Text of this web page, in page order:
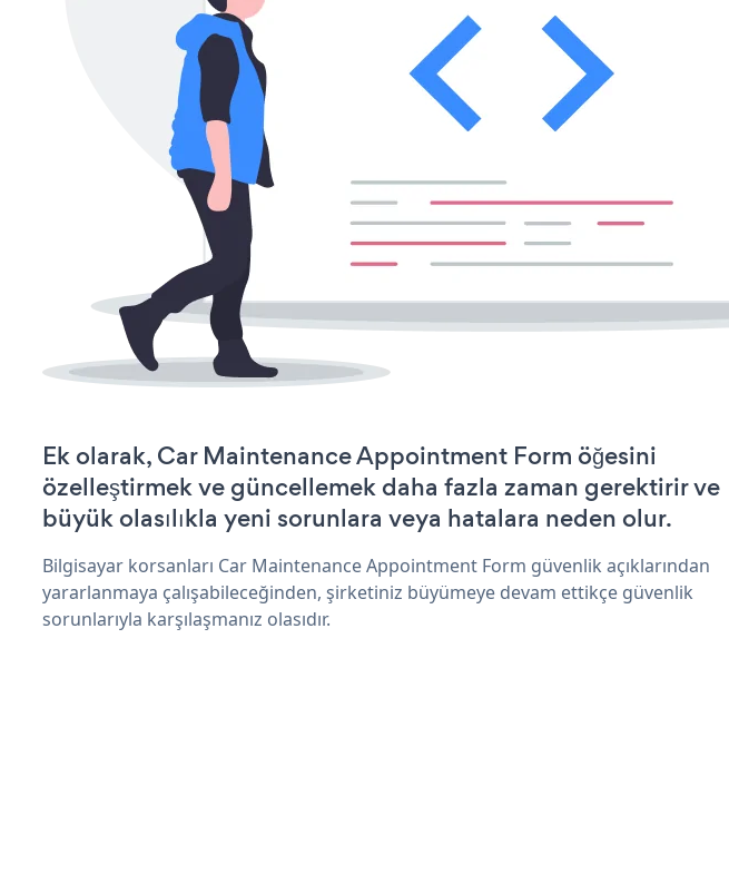
Ek olarak, Car Maintenance Appointment Form öğesini
özelleştirmek ve güncellemek daha fazla zaman gerektirir ve
büyük olasılıkla yeni sorunlara veya hatalara neden olur.
Bilgisayar korsanları Car Maintenance Appointment Form güvenlik açıklarından
yararlanmaya çalışabileceğinden, şirketiniz büyümeye devam ettikçe güvenlik
sorunlarıyla karşılaşmanız olasıdır.